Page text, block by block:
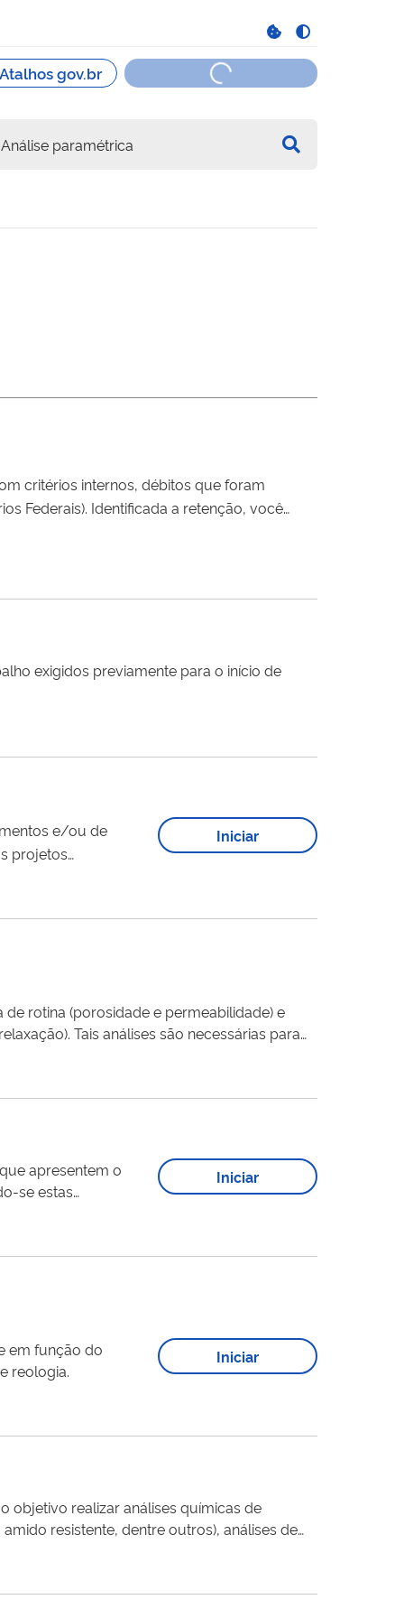
critérios internos, débitos que foram
retenção, você
exigidos previamente para o início de
e/ou de
projetos
Iniciar
rotina (porosidade e permeabilidade) e
para
apresentem o
se estas
(λ emissão).
emitir luz. As
Iniciar
em função do
Analizador de reologia.
Iniciar
objetivo realizar análises químicas de
resistente, dentre outros), análises de
de nutrientes, efeito de